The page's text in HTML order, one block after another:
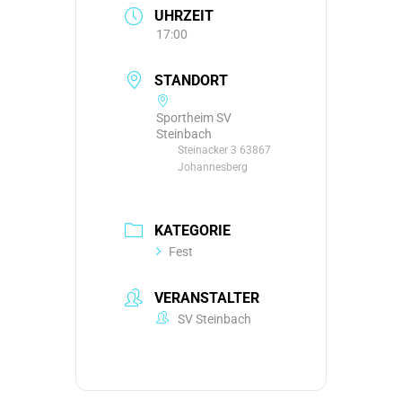
UHRZEIT
17:00
STANDORT
Sportheim SV
Steinbach
Steinacker 3 63867
Johannesberg
KATEGORIE
Fest
VERANSTALTER
SV Steinbach